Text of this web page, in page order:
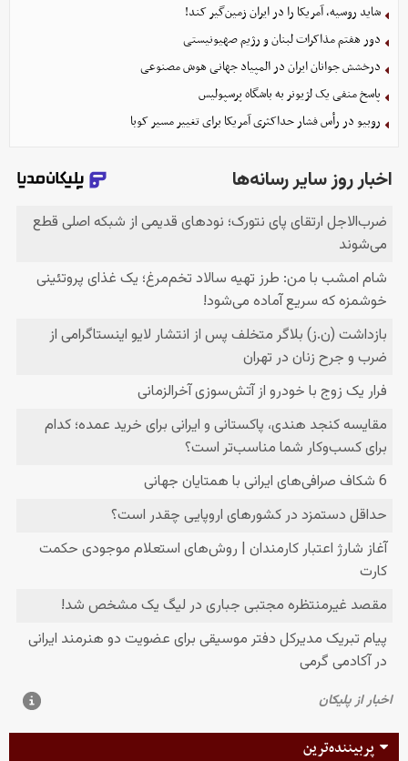
شاید روسیه، آمریکا را در ایران زمین‌گیر کند!
دور هفتم مذاکرات لبنان و رژیم صهیونیستی
درخشش جوانان ایران در المپیاد جهانی هوش مصنوعی
پاسخ منفی یک لژیونر به باشگاه پرسپولیس
روبیو در رأس فشار حداکثری آمریکا برای تغییر مسیر کوبا
پربیننده‌ترین